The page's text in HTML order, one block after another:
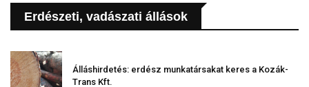
Erdészeti, vadászati állások
Álláshirdetés: erdész munkatársakat keres a Kozák-
Trans Kft.